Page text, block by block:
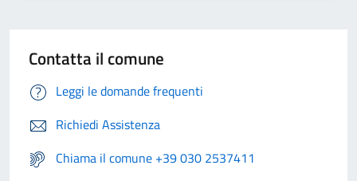
Contatta il comune
Leggi le domande frequenti
Richiedi Assistenza
Chiama il comune +39 030 2537411